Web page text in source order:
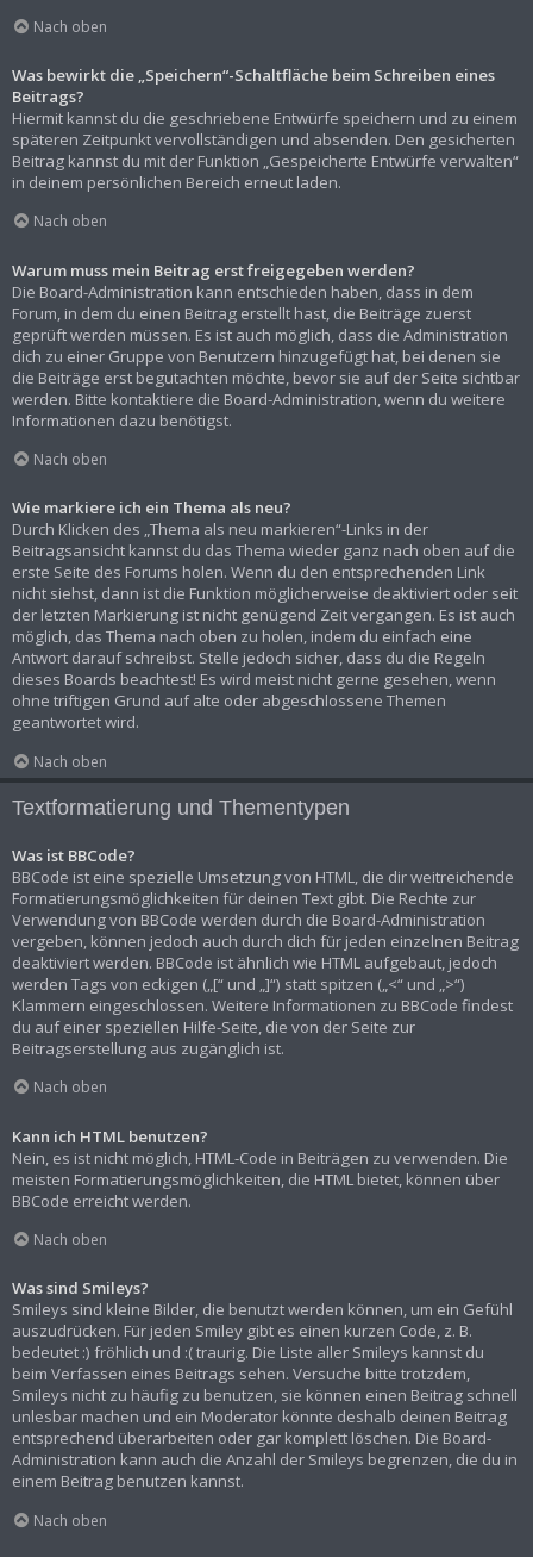
Nach oben
Was bewirkt die „Speichern“-Schaltfläche beim Schreiben eines
Beitrags?
Hiermit kannst du die geschriebene Entwürfe speichern und zu einem
späteren Zeitpunkt vervollständigen und absenden. Den gesicherten
Beitrag kannst du mit der Funktion „Gespeicherte Entwürfe verwalten“
in deinem persönlichen Bereich erneut laden.
Nach oben
Warum muss mein Beitrag erst freigegeben werden?
Die Board-Administration kann entschieden haben, dass in dem
Forum, in dem du einen Beitrag erstellt hast, die Beiträge zuerst
geprüft werden müssen. Es ist auch möglich, dass die Administration
dich zu einer Gruppe von Benutzern hinzugefügt hat, bei denen sie
die Beiträge erst begutachten möchte, bevor sie auf der Seite sichtbar
werden. Bitte kontaktiere die Board-Administration, wenn du weitere
Informationen dazu benötigst.
Nach oben
Wie markiere ich ein Thema als neu?
Durch Klicken des „Thema als neu markieren“-Links in der
Beitragsansicht kannst du das Thema wieder ganz nach oben auf die
erste Seite des Forums holen. Wenn du den entsprechenden Link
nicht siehst, dann ist die Funktion möglicherweise deaktiviert oder seit
der letzten Markierung ist nicht genügend Zeit vergangen. Es ist auch
möglich, das Thema nach oben zu holen, indem du einfach eine
Antwort darauf schreibst. Stelle jedoch sicher, dass du die Regeln
dieses Boards beachtest! Es wird meist nicht gerne gesehen, wenn
ohne triftigen Grund auf alte oder abgeschlossene Themen
geantwortet wird.
Nach oben
Textformatierung und Thementypen
Was ist BBCode?
BBCode ist eine spezielle Umsetzung von HTML, die dir weitreichende
Formatierungsmöglichkeiten für deinen Text gibt. Die Rechte zur
Verwendung von BBCode werden durch die Board-Administration
vergeben, können jedoch auch durch dich für jeden einzelnen Beitrag
deaktiviert werden. BBCode ist ähnlich wie HTML aufgebaut, jedoch
werden Tags von eckigen („[“ und „]“) statt spitzen („<“ und „>“)
Klammern eingeschlossen. Weitere Informationen zu BBCode findest
du auf einer speziellen Hilfe-Seite, die von der Seite zur
Beitragserstellung aus zugänglich ist.
Nach oben
Kann ich HTML benutzen?
Nein, es ist nicht möglich, HTML-Code in Beiträgen zu verwenden. Die
meisten Formatierungsmöglichkeiten, die HTML bietet, können über
BBCode erreicht werden.
Nach oben
Was sind Smileys?
Smileys sind kleine Bilder, die benutzt werden können, um ein Gefühl
auszudrücken. Für jeden Smiley gibt es einen kurzen Code, z. B.
bedeutet :) fröhlich und :( traurig. Die Liste aller Smileys kannst du
beim Verfassen eines Beitrags sehen. Versuche bitte trotzdem,
Smileys nicht zu häufig zu benutzen, sie können einen Beitrag schnell
unlesbar machen und ein Moderator könnte deshalb deinen Beitrag
entsprechend überarbeiten oder gar komplett löschen. Die Board-
Administration kann auch die Anzahl der Smileys begrenzen, die du in
einem Beitrag benutzen kannst.
Nach oben